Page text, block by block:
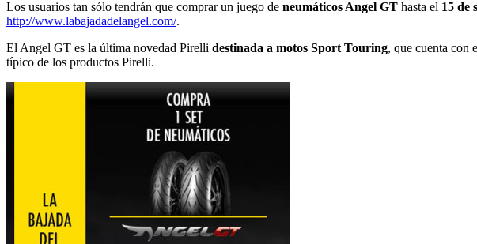
Los usuarios tan sólo tendrán que comprar un juego de neumáticos Angel GT hasta el 15 de
http://www.labajadadelangel.com/.
El Angel GT es la última novedad Pirelli destinada a motos Sport Touring, que cuenta con
típico de los productos Pirelli.